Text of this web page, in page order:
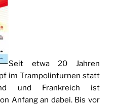
Seit etwa 20 Jahren
im Trampolinturnen statt
und Frankreich ist
Anfang an dabei. Bis vor